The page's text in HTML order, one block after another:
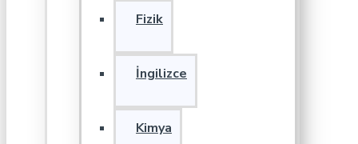
Fizik
İngilizce
Kimya